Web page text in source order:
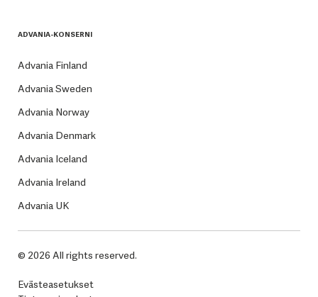
ADVANIA-KONSERNI
Advania Finland
Advania Sweden
Advania Norway
Advania Denmark
Advania Iceland
Advania Ireland
Advania UK
© 2026 All rights reserved.
Evästeasetukset